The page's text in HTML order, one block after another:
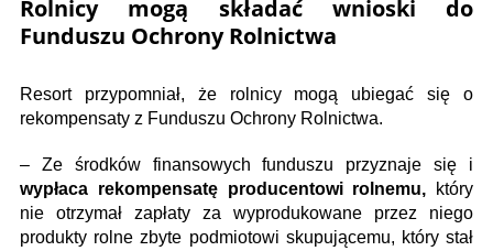
Rolnicy mogą składać wnioski do
Funduszu Ochrony Rolnictwa
Resort przypomniał, że rolnicy mogą ubiegać się o
rekompensaty z Funduszu Ochrony Rolnictwa.
– Ze środków finansowych funduszu przyznaje się i
wypłaca rekompensatę producentowi rolnemu, który
nie otrzymał zapłaty za wyprodukowane przez niego
produkty rolne zbyte podmiotowi skupującemu, który stał